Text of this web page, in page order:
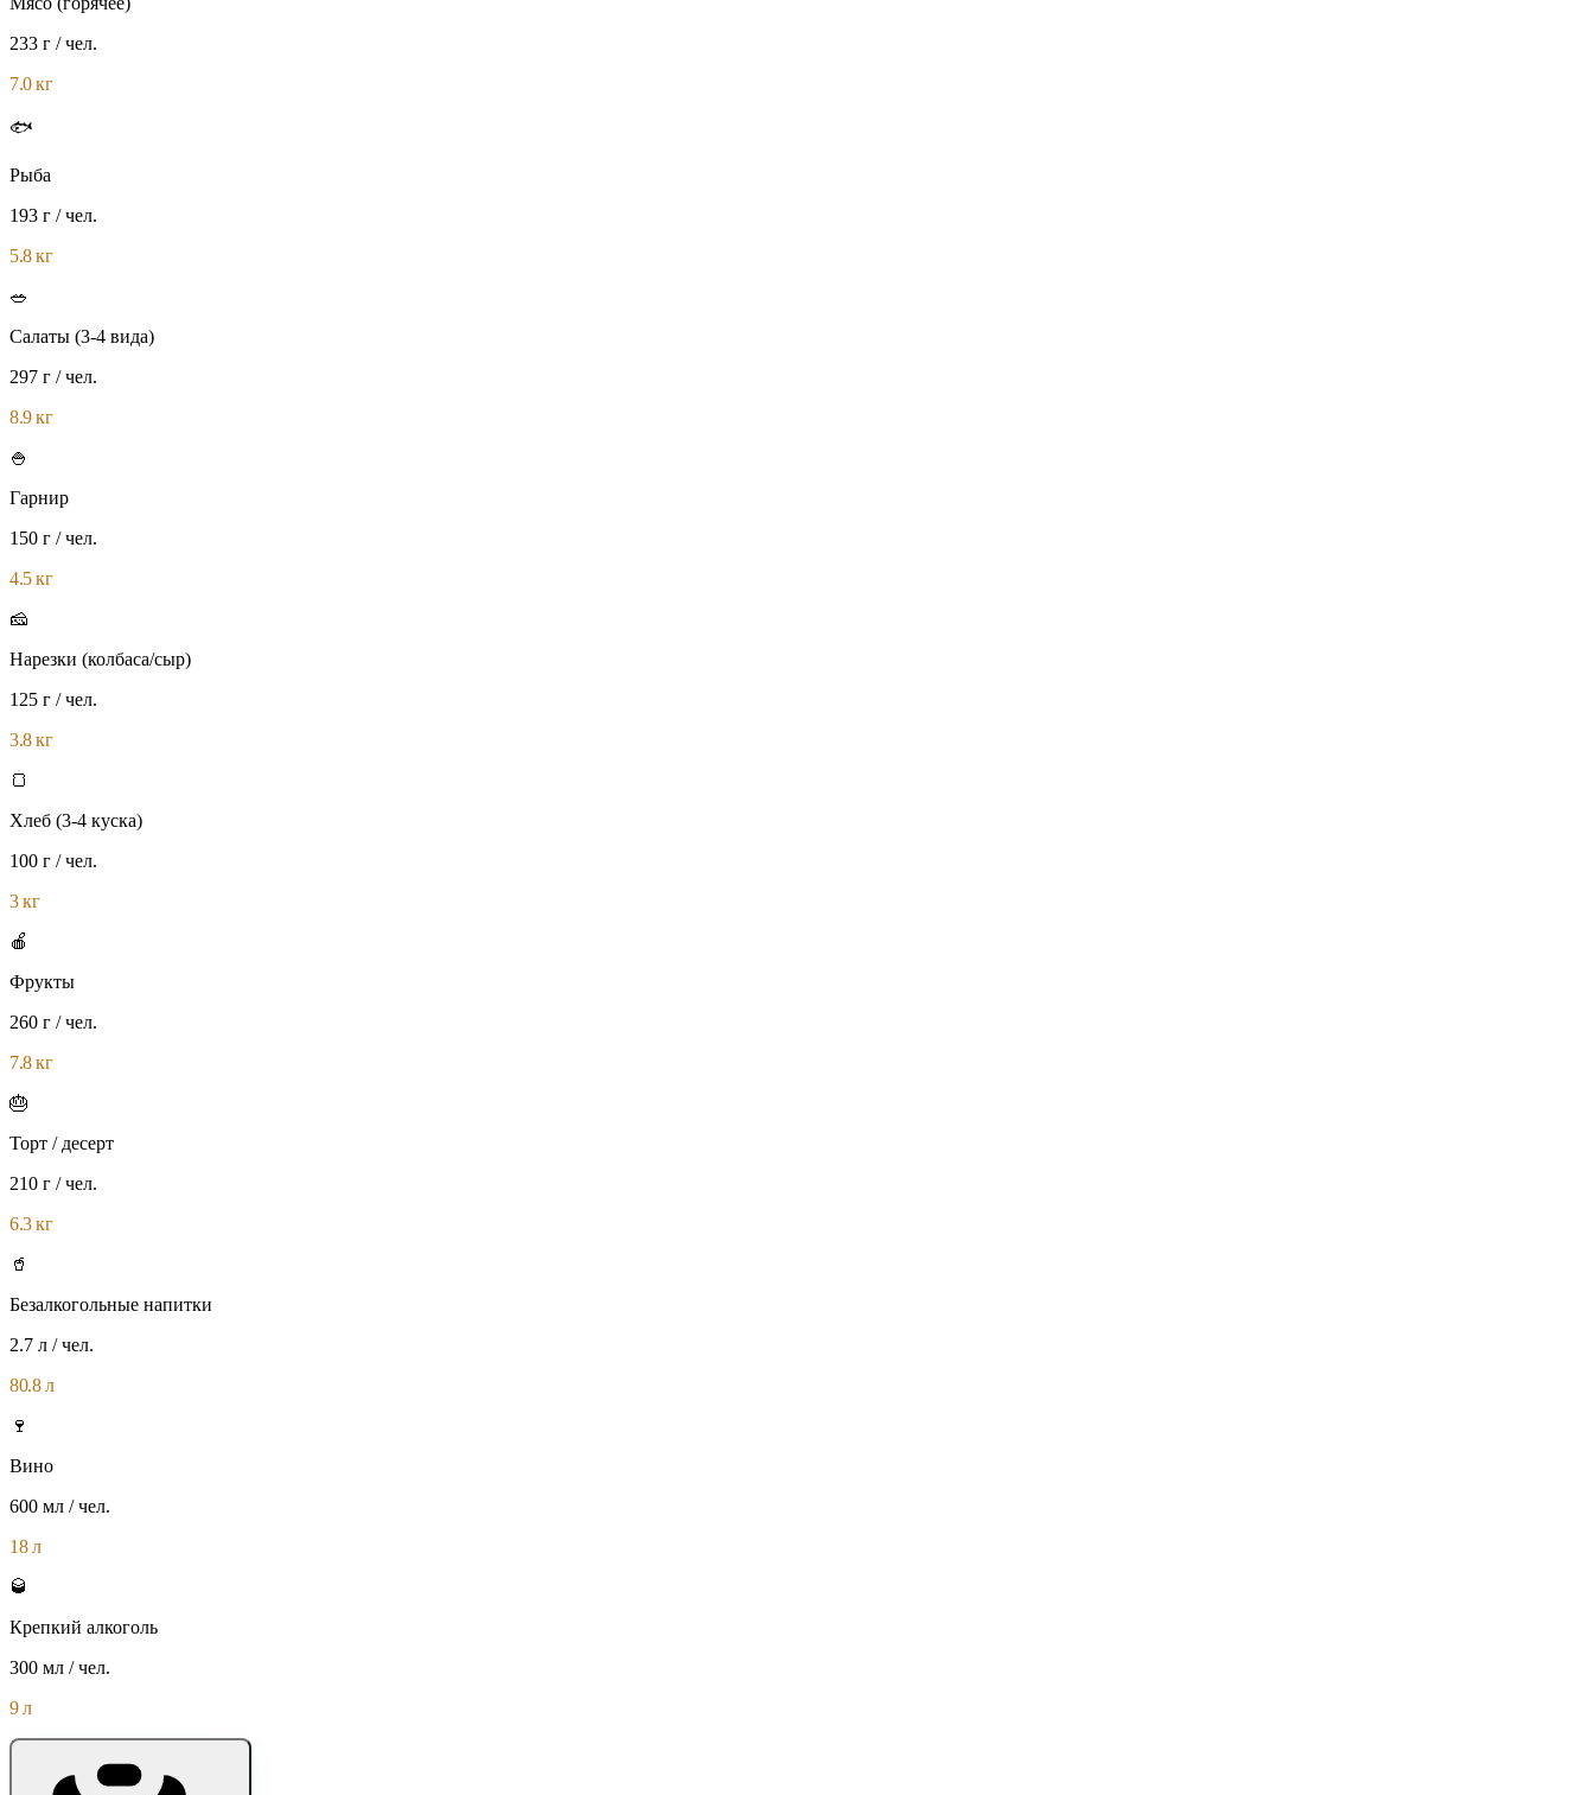
233 г / чел.
7.0 кг
🐟
Рыба
193 г / чел.
5.8 кг
🥗
Салаты (3-4 вида)
297 г / чел.
8.9 кг
🍚
Гарнир
150 г / чел.
4.5 кг
🧀
Нарезки (колбаса/сыр)
125 г / чел.
3.8 кг
🍞
Хлеб (3-4 куска)
100 г / чел.
3 кг
🍎
Фрукты
260 г / чел.
7.8 кг
🎂
Торт / десерт
210 г / чел.
6.3 кг
🥤
Безалкогольные напитки
2.7 л / чел.
80.8 л
🍷
Вино
600 мл / чел.
18 л
🥃
Крепкий алкоголь
300 мл / чел.
9 л